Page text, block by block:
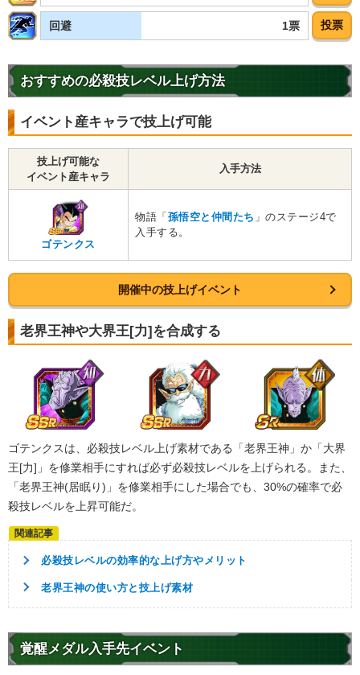
回避 1票 投票
おすすめの必殺技レベル上げ方法
イベント産キャラで技上げ可能
技上げ可能な
イベント産キャラ
入手方法
ゴテンクス
物語「 孫悟空と仲間たち 」のステージ4で
入手する。
開催中の技上げイベント
老界王神や大界王[力]を合成する
ゴテンクスは、必殺技レベル上げ素材である「老界王神」か「大界
王[力]」を修業相手にすれば必ず必殺技レベルを上げられる。また、
「老界王神(居眠り)」を修業相手にした場合でも、30%の確率で必
殺技レベルを上昇可能だ。
必殺技レベルの効率的な上げ方やメリット
老界王神の使い方と技上げ素材
覚醒メダル入手先イベント